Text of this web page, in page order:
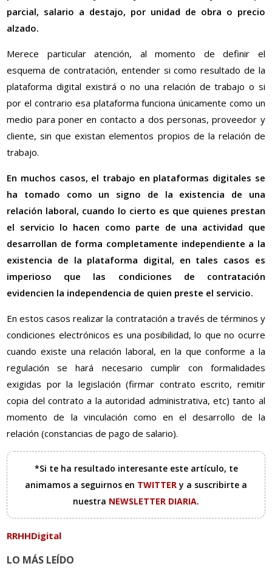
parcial, salario a destajo, por unidad de obra o precio
alzado.
Merece particular atención, al momento de definir el
esquema de contratación, entender si como resultado de la
plataforma digital existirá o no una relación de trabajo o si
por el contrario esa plataforma funciona únicamente como un
medio para poner en contacto a dos personas, proveedor y
cliente, sin que existan elementos propios de la relación de
trabajo.
En muchos casos, el trabajo en plataformas digitales se
ha tomado como un signo de la existencia de una
relación laboral, cuando lo cierto es que quienes prestan
el servicio lo hacen como parte de una actividad que
desarrollan de forma completamente independiente a la
existencia de la plataforma digital, en tales casos es
imperioso que las condiciones de contratación
evidencien la independencia de quien preste el servicio.
En estos casos realizar la contratación a través de términos y
condiciones electrónicos es una posibilidad, lo que no ocurre
cuando existe una relación laboral, en la que conforme a la
regulación se hará necesario cumplir con formalidades
exigidas por la legislación (firmar contrato escrito, remitir
copia del contrato a la autoridad administrativa, etc) tanto al
momento de la vinculación como en el desarrollo de la
relación (constancias de pago de salario).
*Si te ha resultado interesante este artículo, te
animamos a seguirnos en TWITTERy a suscribirte a
nuestra NEWSLETTER DIARIA.
RRHHDigital
LO MÁS LEÍDO